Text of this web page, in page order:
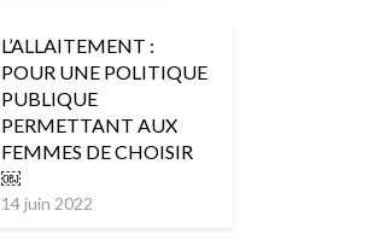
L’ALLAITEMENT :
POUR UNE POLITIQUE
PUBLIQUE
PERMETTANT AUX
FEMMES DE CHOISIR
￼
14 juin 2022